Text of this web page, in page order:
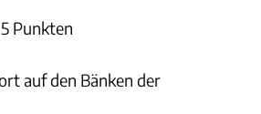
Punkten
auf den Bänken der